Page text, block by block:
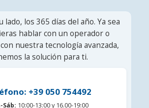
lado, los 365 días del año. Ya sea
hablar con un operador o
nuestra tecnología avanzada,
la solución para ti.
+39 050 754492
Sáb: 10:00-13:00 y 16.00-19:00